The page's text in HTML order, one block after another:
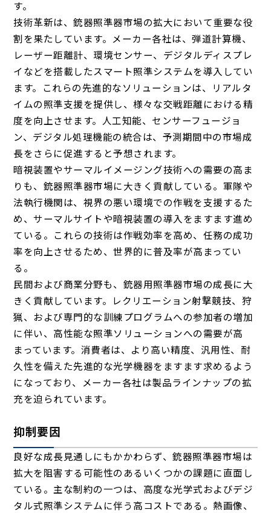
す。
技術革新は、銃器照準器市場の拡大において重要な役
割を果たしています。メーカー各社は、弾道計算機、
レーザー距離計、環境センサー、デジタルディスプレ
イなどを搭載したスマート照準システムを導入してい
ます。これらの先進的なソリューションは、リアルタ
イムの照準支援を提供し、様々な交戦距離における精
度を向上させます。人工知能、センサーフュージョ
ン、デジタル処理機能の統合は、予測期間中の市場成
長をさらに促進すると予想されます。
暗視装置やサーマルイメージング技術への需要の高ま
りも、銃器照準器市場に大きく貢献している。軍隊や
法執行機関は、視界の悪い環境での作戦を支援するた
め、サーマルサイトや暗視装置の導入をますます進め
ている。これらの技術は作戦効率を高め、任務の成功
率を向上させるため、世界的に普及率が高まってい
る。
民間および商業分野も、銃器用照準器市場の成長に大
きく貢献しています。レクリエーション射撃競技、狩
猟、および専門的な訓練プログラムへの参加者の増加
に伴い、高性能な照準ソリューションへの需要が高
まっています。消費者は、より高い精度、汎用性、耐
久性を備えた先進的な光学機器をますます求めるよう
になっており、メーカー各社は製品ラインナップの拡
充を迫られています。
抑制要因
良好な成長見通しにもかかわらず、銃器照準器市場は
拡大を阻害する可能性のあるいくつかの課題に直面し
ている。主な制約の一つは、高度な光学式およびデジ
タル式照準システムに伴う高コストである。熱画像、